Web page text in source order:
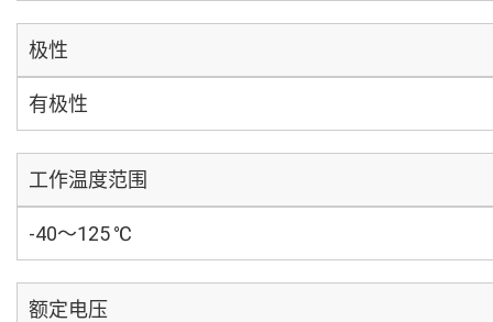
极性
有极性
工作温度范围
-40～125 ℃
额定电压